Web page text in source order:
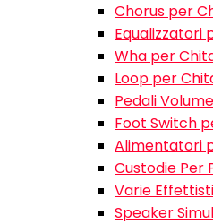
Chorus per
Equalizzatori
Wha per
Loop per
Pedali
Foot Switch
Alimentatori
Custodie Per
Varie
Speaker